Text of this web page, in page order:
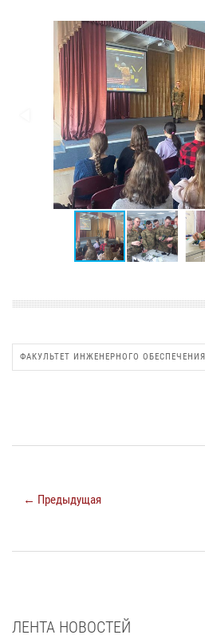
ФАКУЛЬТЕТ ИНЖЕНЕРНОГО ОБЕСПЕЧЕНИЯ
← Предыдущая
ЛЕНТА НОВОСТЕЙ